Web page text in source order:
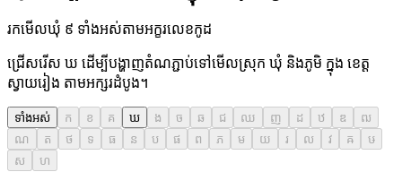
រកមើលឃុំ ៩ ទាំងអស់តាមអក្ខរលេខកូដ
ជ្រើសរើស ឃ ដើម្បីបង្ហាញតំណភ្ជាប់ទៅមើលស្រុក ឃុំ និងភូមិ ក្នុង ខេត្ត
ស្វាយរៀង តាមអក្សរដំបូង។
ទាំងអស់ ក ខ គ ឃ ង ច ឆ ជ ឈ ញ ដ ឋ ឌ
ឍ
ណ
ត ថ ទ ធ ន ប ផ ព ភ ម យ រ ល វ ឝ
ឞ
ស
ហ